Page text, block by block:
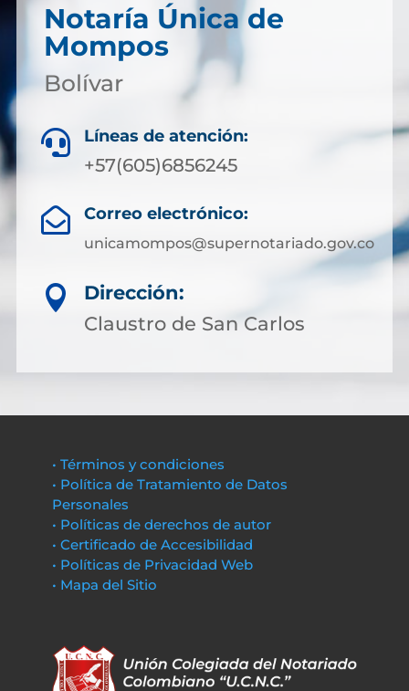
Notaría Única de
Mompos
Bolívar
 Líneas de atención:
+57(605)6856245
 Correo electrónico:
unicamompos@supernotariado.gov.co

Dirección:
Claustro de San Carlos
• Términos y condiciones
• Política de Tratamiento de Datos
Personales
• Políticas de derechos de autor
• Certificado de Accesibilidad
• Políticas de Privacidad Web
• Mapa del Sitio